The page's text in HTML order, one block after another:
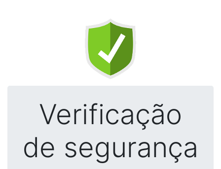
Verificação
de segurança